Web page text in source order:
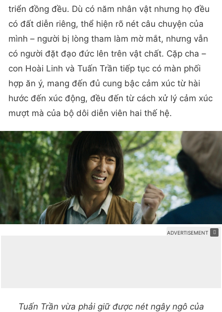
triển đồng đều. Dù có năm nhân vật nhưng họ đều
có đất diễn riêng, thể hiện rõ nét câu chuyện của
mình – người bị lòng tham làm mờ mắt, nhưng vẫn
có người đặt đạo đức lên trên vật chất. Cặp cha –
con Hoài Linh và Tuấn Trần tiếp tục có màn phối
hợp ăn ý, mang đến đủ cung bậc cảm xúc từ hài
hước đến xúc động, đều đến từ cách xử lý cảm xúc
mượt mà của bộ dôi diễn viên hai thế hệ.
Tuấn Trần vừa phải giữ được nét ngây ngô của